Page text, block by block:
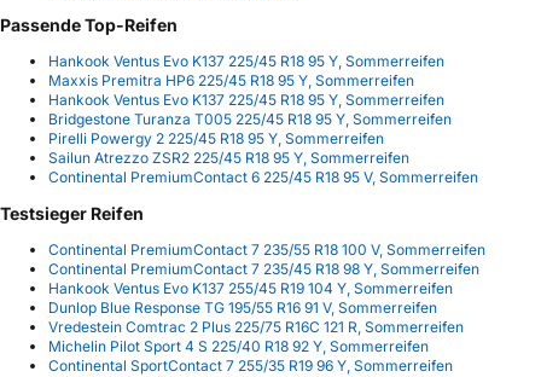
Passende Top-Reifen
Hankook Ventus Evo K137 225/45 R18 95 Y, Sommerreifen
Maxxis Premitra HP6 225/45 R18 95 Y, Sommerreifen
Hankook Ventus Evo K137 225/45 R18 95 Y, Sommerreifen
Bridgestone Turanza T005 225/45 R18 95 Y, Sommerreifen
Pirelli Powergy 2 225/45 R18 95 Y, Sommerreifen
Sailun Atrezzo ZSR2 225/45 R18 95 Y, Sommerreifen
Continental PremiumContact 6 225/45 R18 95 V, Sommerreifen
Testsieger Reifen
Continental PremiumContact 7 235/55 R18 100 V, Sommerreifen
Continental PremiumContact 7 235/45 R18 98 Y, Sommerreifen
Hankook Ventus Evo K137 255/45 R19 104 Y, Sommerreifen
Dunlop Blue Response TG 195/55 R16 91 V, Sommerreifen
Vredestein Comtrac 2 Plus 225/75 R16C 121 R, Sommerreifen
Michelin Pilot Sport 4 S 225/40 R18 92 Y, Sommerreifen
Continental SportContact 7 255/35 R19 96 Y, Sommerreifen